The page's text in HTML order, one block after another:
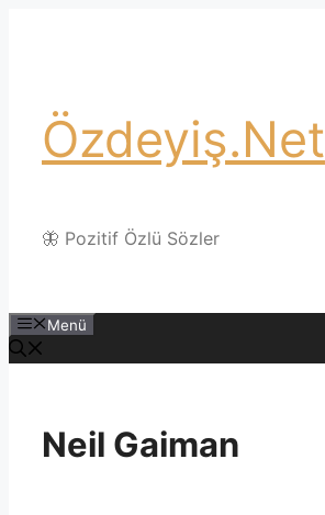
Özdeyiş.Net
🦋 Pozitif Özlü Sözler
Menü
Neil Gaiman